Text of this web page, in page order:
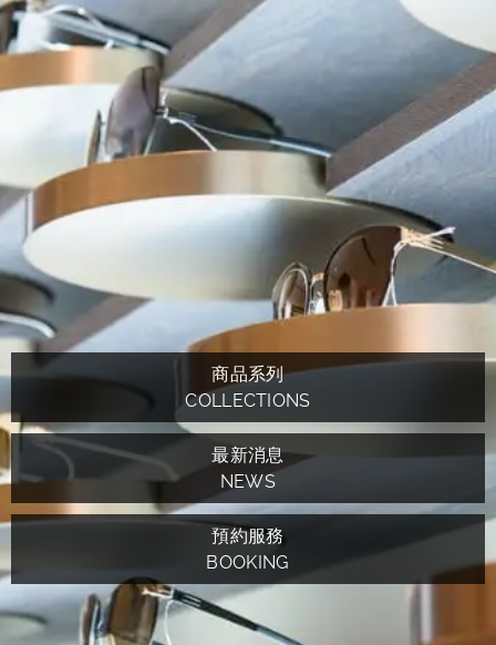
商品系列
COLLECTIONS
最新消息
NEWS
預約服務
BOOKING